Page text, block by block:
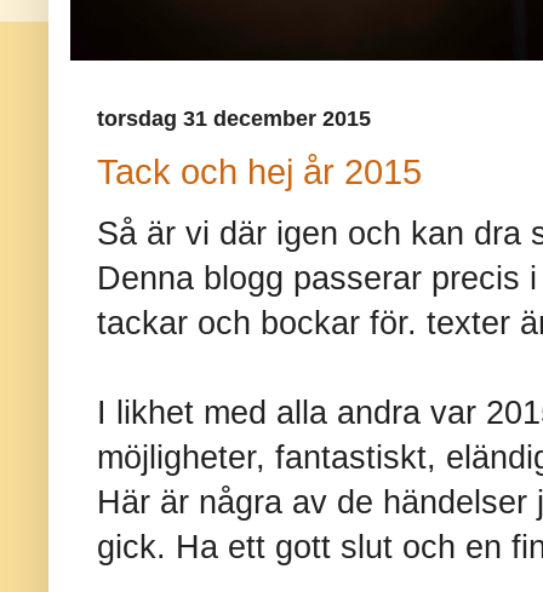
torsdag 31 december 2015
Tack och hej år 2015
Så är vi där igen och kan dra
Denna blogg passerar precis
tackar och bockar för. texter
I likhet med alla andra var
möjligheter, fantastiskt,
Här är några av de
gick. Ha ett gott slut och en